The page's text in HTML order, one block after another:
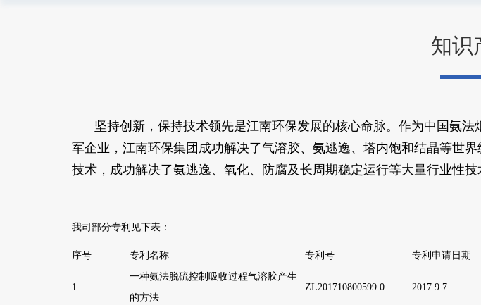
知识
坚持创新，保持技术领先是江南环保发展的核心命脉。作为中国氨
军企业，江南环保集团 成功解决了气溶胶、氨逃逸、塔内饱和结晶等世
技术，成功解决了氨逃逸、氧化、防腐及长周期稳定运行等大量行业性技
我司部分专利见下表：
序号 专利名称 专利号 专利申请日期
1
一种氨法脱硫控制吸收过程气溶胶产生
的方法
ZL201710800599.0 2017.9.7